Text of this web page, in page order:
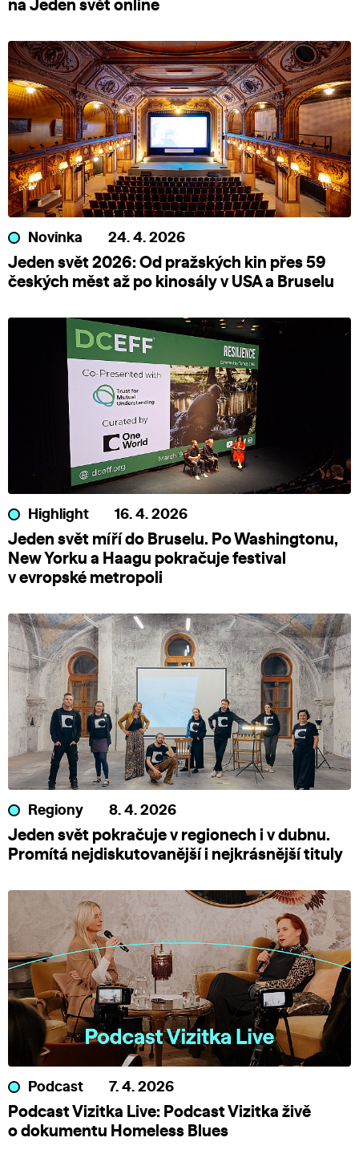
na Jeden svět online
Novinka 24. 4. 2026
Jeden svět 2026: Od pražských kin přes 59
českých měst až po kinosály v USA a Bruselu
Highlight 16. 4. 2026
Jeden svět míří do Bruselu. Po Washingtonu,
New Yorku a Haagu pokračuje festival
v evropské metropoli
Regiony 8. 4. 2026
Jeden svět pokračuje v regionech i v dubnu.
Promítá nejdiskutovanější i nejkrásnější tituly
Podcast 7. 4. 2026
Podcast Vizitka Live: Podcast Vizitka živě
o dokumentu Homeless Blues